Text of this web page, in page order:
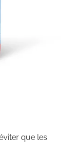
que les